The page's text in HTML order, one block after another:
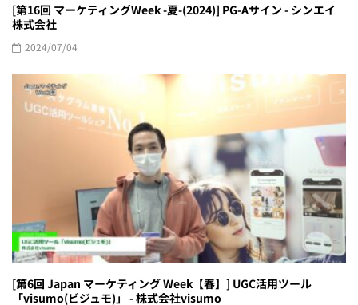
[第16回 マーケティングWeek -夏-(2024)] PG-Aサイン - シンエイ
株式会社
2024/07/04
[第6回 Japan マーケティング Week【春】] UGC活用ツール
「visumo(ビジュモ)」 - 株式会社visumo